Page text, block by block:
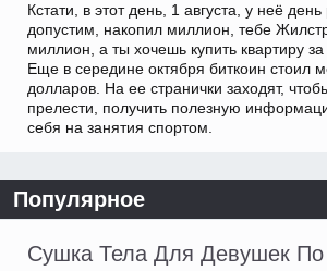
Кстати, в этот день, 1 августа, у неё
допустим, накопил миллион, тебе
миллион, а ты хочешь купить квартиру за
Еще в середине октября биткоин стоил
долларов. На ее странички заходят,
прелести, получить полезную
себя на занятия спортом.
Популярное
Сушка Тела Для Девушек